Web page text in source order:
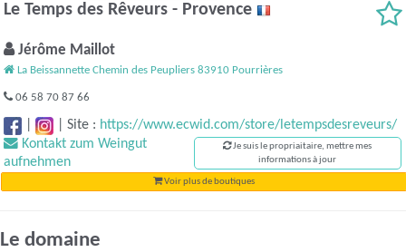
Le Temps des Rêveurs - Provence
Jérôme Maillot
La Beissannette Chemin des Peupliers 83910 Pourrières
06 58 70 87 66
| |Site : https://www.ecwid.com/store/letempsdesreveurs/
Kontakt zum Weingut
aufnehmen
Je suis le propriaitaire, mettre mes
informations à jour
Voir plus de boutiques
Le domaine